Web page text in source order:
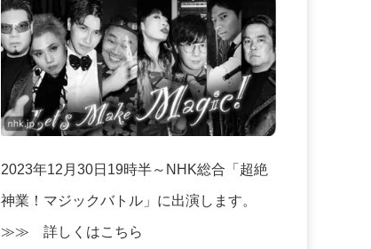
2023年12月30日19時半～NHK総合「超絶
神業！マジックバトル」に出演します。
≫≫ 詳しくはこちら